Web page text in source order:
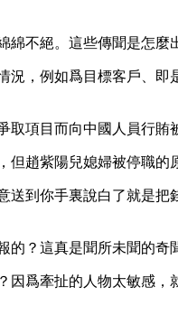
不絕。這些傳聞是怎麼
，例如爲目標客戶、
項目而向中國人員行賄
趙紫陽兒媳婦被停職的
到你手裏說白了就是
？這真是聞所未聞的奇
爲牽扯的人物太敏感